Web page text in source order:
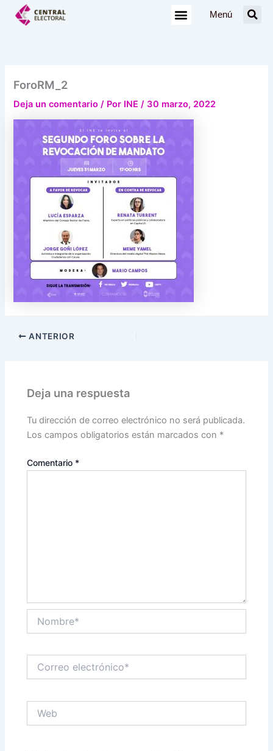
Menú
ForoRM_2
Deja un comentario / Por INE/ 30 marzo, 2022
ANTERIOR
Deja una respuesta
Tu dirección de correo electrónico no será publicada.
Los campos obligatorios están marcados con *
Comentario *
electrónico*